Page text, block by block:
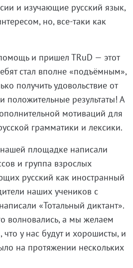
и изучающие русский язык,
но, все-таки как
и пришел ТRuD — этот
стал вполне «подъёмным»,
получить удовольствие от
положительные результаты! А
мотиваций для
грамматики и лексики.
площадке написали
и группа взрослых
русский как иностранный
наших учеников с
«Тотальный диктант».
волновались, а мы желаем
у нас будут и хорошисты, и
на протяжении нескольких